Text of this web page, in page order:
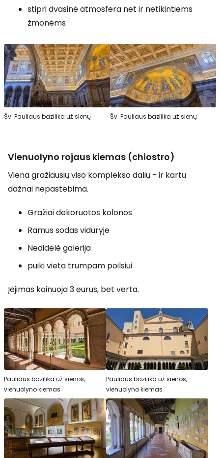
stipri dvasinė atmosfera net ir netikintiems
žmonėms
Šv. Pauliaus bazilika už sienų Šv. Pauliaus bazilika už sienų
Vienuolyno rojaus kiemas (chiostro)
Viena gražiausių viso komplekso dalių - ir kartu
dažnai nepastebima.
Gražiai dekoruotos kolonos
Ramus sodas viduryje
Nedidelė galerija
puiki vieta trumpam poilsiui
Įėjimas kainuoja 3 eurus, bet verta.
Pauliaus bazilika už sienos,
vienuolyno kiemas
Pauliaus bazilika už sienos,
vienuolyno kiemas